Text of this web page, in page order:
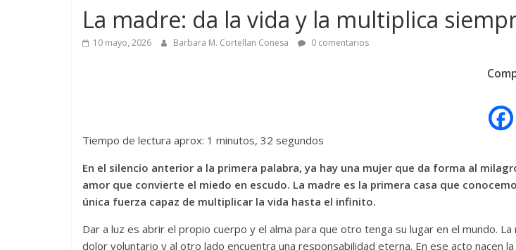
La madre: da la vida y la multiplica
10 mayo, 2026 Barbara M. Cortellan Conesa 0 comentarios
Tiempo de lectura aprox: 1 minutos, 32 segundos
En el silencio anterior a la primera palabra, ya hay una mujer que da forma al
amor que convierte el miedo en escudo. La madre es la primera casa que
única fuerza capaz de multiplicar la vida hasta el infinito.
Dar a luz es abrir el propio cuerpo y el alma para que otro tenga su lugar en el mundo.
dolor voluntario y al otro lado encuentra una responsabilidad eterna. En ese acto nacen la